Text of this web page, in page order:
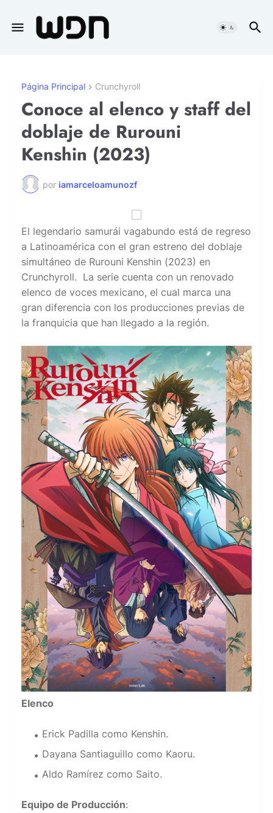
Página Principal Crunchyroll
Conoce al elenco y staff del
doblaje de Rurouni
Kenshin (2023)
por iamarceloamunozf
El legendario samurái vagabundo está de regreso
a Latinoamérica con el gran estreno del doblaje
simultáneo de Rurouni Kenshin (2023) en
Crunchyroll. La serie cuenta con un renovado
elenco de voces mexicano, el cual marca una
gran diferencia con los producciones previas de
la franquicia que han llegado a la región.
Elenco
Erick Padilla como Kenshin.
Dayana Santiaguillo como Kaoru.
Aldo Ramírez como Saito.
Equipo de Producción: